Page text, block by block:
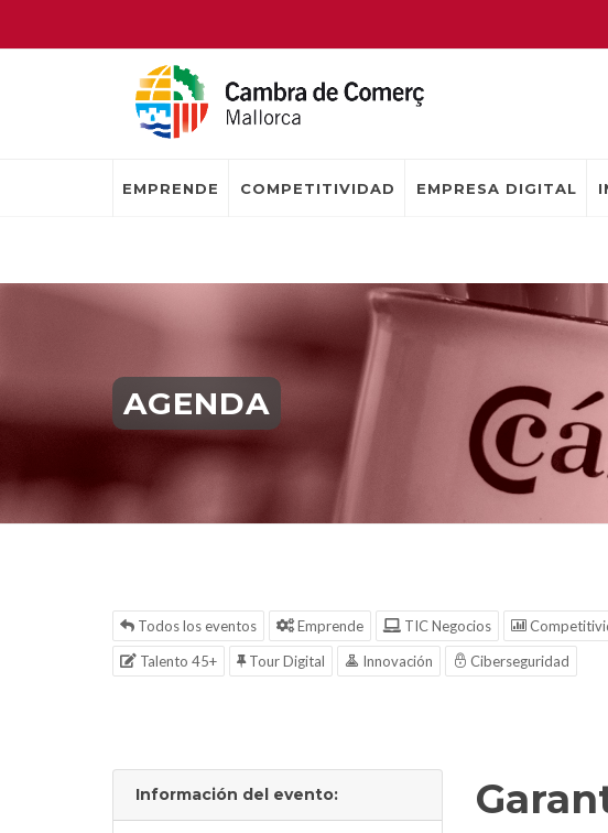
EMPRENDE COMPETITIVIDAD EMPRESA DIGITAL
AGENDA
Todos los eventos Emprende TIC Negocios
Talento 45+
Tour Digital Innovación Ciberseguridad
Información del evento: